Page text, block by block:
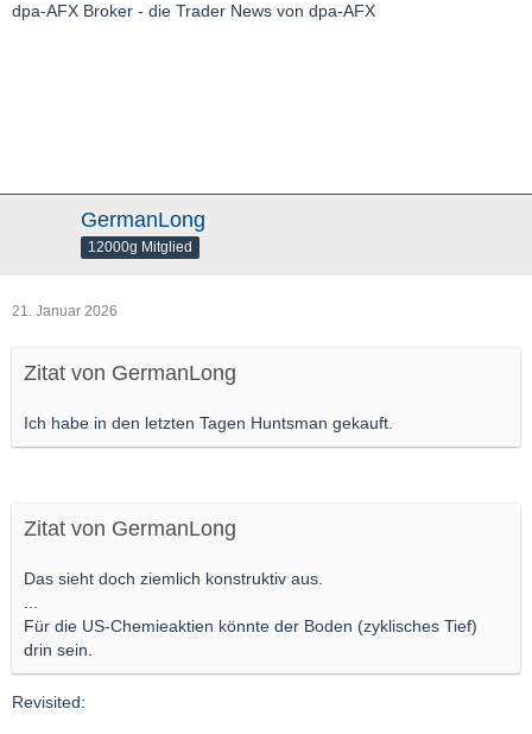
dpa-AFX Broker - die Trader News von dpa-AFX
GermanLong
12000g Mitglied
21. Januar 2026
Zitat von GermanLong
Ich habe in den letzten Tagen Huntsman gekauft.
Zitat von GermanLong
Das sieht doch ziemlich konstruktiv aus.
...
Für die US-Chemieaktien könnte der Boden (zyklisches Tief)
drin sein.
Revisited: